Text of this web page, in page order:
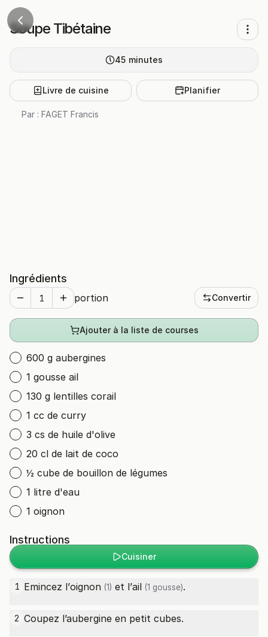
Soupe Tibétaine
45 minutes
Livre de cuisine Planifier
Par : FAGET Francis
Ingrédients
portion Convertir
Ajouter à la liste de courses
600 g aubergines
1 gousse ail
130 g lentilles corail
1 cc de curry
3 cs de huile d'olive
20 cl de lait de coco
½ cube de bouillon de légumes
1 litre d'eau
1 oignon
Instructions
Cuisiner
1 Emincez l’oignon (1) et l’ail (1 gousse).
2 Coupez l’aubergine en petit cubes.